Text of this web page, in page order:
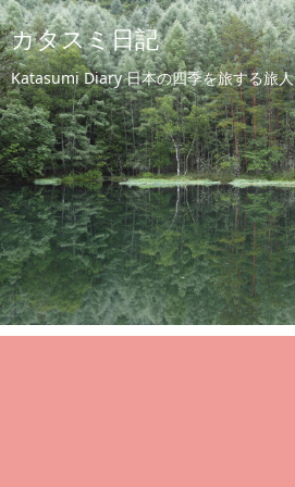
カタスミ日記
Katasumi Diary 日本の四季を旅する旅人